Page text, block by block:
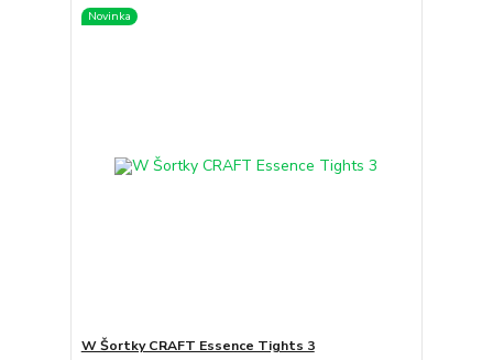
Novinka
W Šortky CRAFT Essence Tights 3